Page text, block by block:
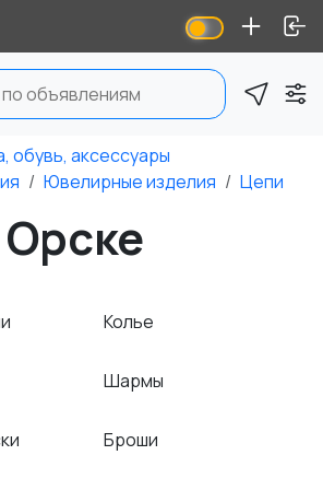
обувь, аксессуары
Ювелирные изделия Цепи
Колье
Шармы
Броши